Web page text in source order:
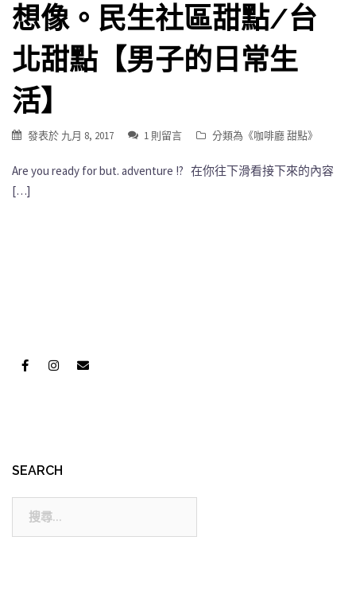
想像。民生社區甜點/台
北甜點【男子的日常生
活】
發表於 九月 8, 2017 1 則留言 分類為《咖啡廳 甜點》
Are you ready for but. adventure !? 在你往下滑看接下來的內容
[…]
SEARCH